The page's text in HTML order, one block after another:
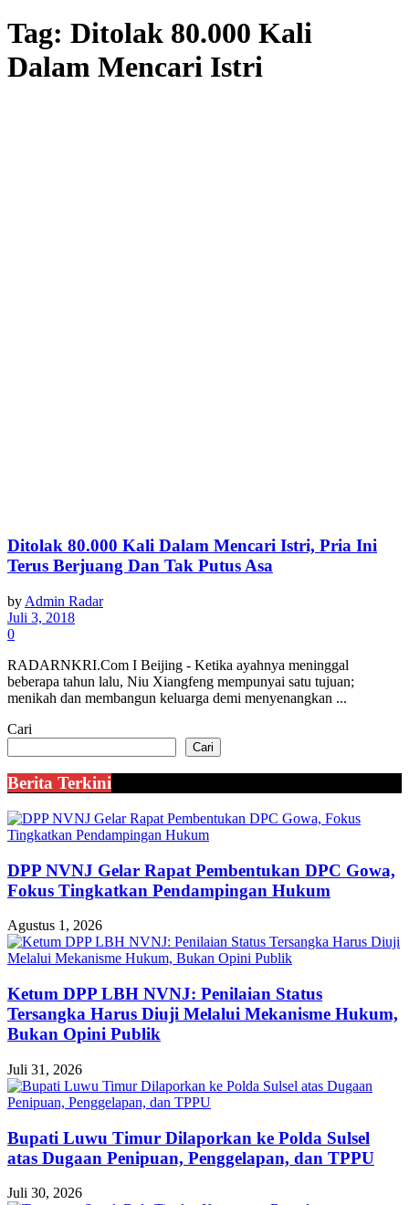
Tag: Ditolak 80.000 Kali
Dalam Mencari Istri
Ditolak 80.000 Kali Dalam Mencari Istri, Pria Ini
Terus Berjuang Dan Tak Putus Asa
by Admin Radar
Juli 3, 2018
0
RADARNKRI.Com I Beijing - Ketika ayahnya meninggal
beberapa tahun lalu, Niu Xiangfeng mempunyai satu tujuan;
menikah dan membangun keluarga demi menyenangkan ...
Cari
Cari
Berita Terkini
DPP NVNJ Gelar Rapat Pembentukan DPC Gowa,
Fokus Tingkatkan Pendampingan Hukum
Agustus 1, 2026
Ketum DPP LBH NVNJ: Penilaian Status
Tersangka Harus Diuji Melalui Mekanisme Hukum,
Bukan Opini Publik
Juli 31, 2026
Bupati Luwu Timur Dilaporkan ke Polda Sulsel
atas Dugaan Penipuan, Penggelapan, dan TPPU
Juli 30, 2026